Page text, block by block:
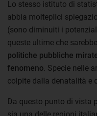
Lo stesso istituto di
abbia molteplici
(sono diminuiti i
queste ultime che
politiche pubbliche
fenomeno . Specie nelle
colpite dalla denatalità e
Da questo punto di vista
sia una delle regioni